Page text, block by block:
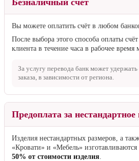
0–0–12— без первоначального взноса,
месяцев.
Закажите товар в рассрочку и
течение 12 месяцев.
области, Санкт-Петербурга,
Безналичный счёт
Вы можете оплатить счёт в любом
После выбора этого способа оплаты счёт
клиента в течение часа в рабочее время